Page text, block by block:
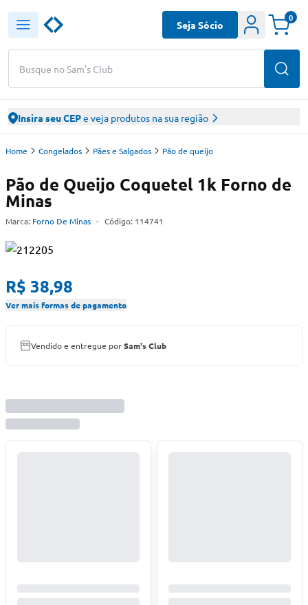
Busque no Sam's Club
Seja Sócio
0
Insira seu CEPe veja produtos na sua região
Home Congelados Pães e Salgados Pão de queijo
Pão de Queijo Coquetel 1k Forno de
Minas
Marca: Forno De Minas - Código: 114741
R$ 38,98
Ver mais formas de pagamento
Vendido e entregue porSam's Club